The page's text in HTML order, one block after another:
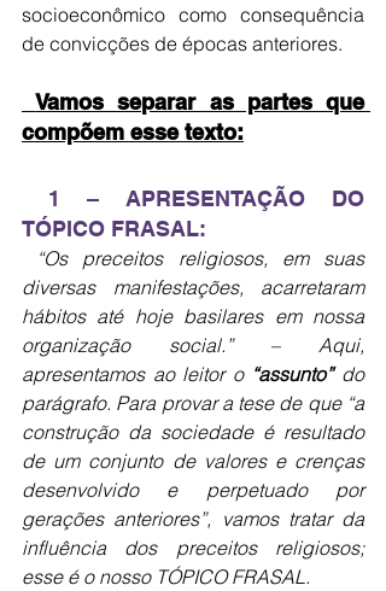
socioeconômico como consequência
de convicções de épocas anteriores.
Vamos separar as partes que
compõem esse texto:
1 – APRESENTAÇÃO DO
TÓPICO FRASAL:
diversas manifestações, acarretaram
hábitos até hoje basilares em nossa
organização social.” – Aqui,
apresentamos ao leitor o “assunto” do
parágrafo. Para provar a tese de que “a
construção da sociedade é resultado
de um conjunto de valores e crenças
desenvolvido e perpetuado por
gerações anteriores”, vamos tratar da
influência dos preceitos religiosos;
esse é o nosso TÓPICO FRASAL.